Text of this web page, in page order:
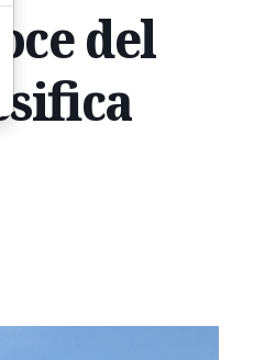
del